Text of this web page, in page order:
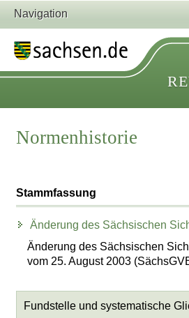
Navigation
Normenhistorie
Stammfassung
Änderung des Sächsischen
Änderung des Sächsischen
vom 25. August 2003
Fundstelle und systematische